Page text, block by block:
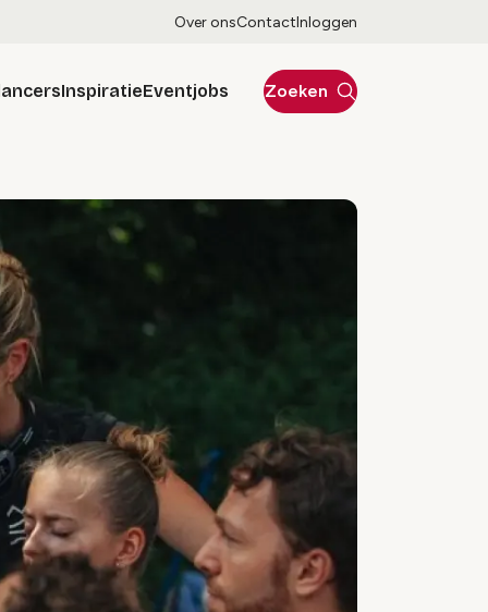
Over onsContactInloggen
InspiratieEventjobs Zoeken